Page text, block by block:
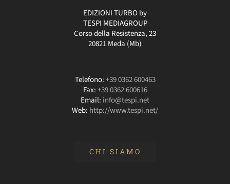
EDIZIONI TURBO by
TESPI MEDIAGROUP
Corso della Resistenza, 23
20821 Meda (Mb)
Telefono:+39 0362 600463
Fax:+39 0362 600616
Email: info@tespi.net
Web: http://www.tespi.net/
CHI SIAMO